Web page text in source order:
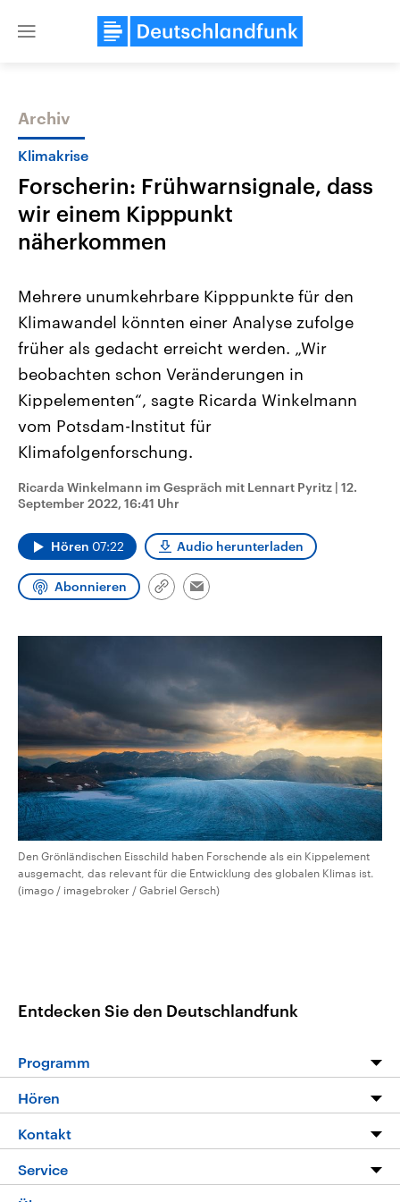
Close
Themen
2026
Alle Informationen
Sachsen-Anhalt wählt am 6.
September 2026 einen neuen
Landtag. Seit 2021 wird das
Bundesland von einer Koalition aus
CDU, SPD und FDP regiert.-
Umfragen, Prognosen,
und Hintergründe zu den Parteien
Wahl.
Aktuelle Beiträge,
Hintergründe
Wirtschaftlich und
gehören die Vereinigten
den mächtigsten Ländern
mit großem Einfluss auf
Sendungen Programm
Audio-Archiv
Archiv
Klimakrise
Forscherin: Frühwarnsignale, dass
wir einem Kipppunkt
näherkommen
Mehrere unumkehrbare Kipppunkte für den
Klimawandel könnten einer Analyse zufolge
früher als gedacht erreicht werden. „Wir
beobachten schon Veränderungen in
Kippelementen“, sagte Ricarda Winkelmann
vom Potsdam-Institut für
Klimafolgenforschung.
Ricarda Winkelmann im Gespräch mit Lennart Pyritz | 12.
September 2022, 16:41 Uhr
Hören 07:22 Audio herunterladen
Abonnieren
Link
Email
Den Grönländischen Eisschild haben Forschende als ein Kippelement
ausgemacht, das relevant für die Entwicklung des globalen Klimas ist.
(imago / imagebroker / Gabriel Gersch)
Entdecken Sie den Deutschlandfunk
Programm
Programm
Die Nachrichten
Nachrichtenleicht
Hören
Livestream
Podcasts
Kontakt
Hörerservice
Service